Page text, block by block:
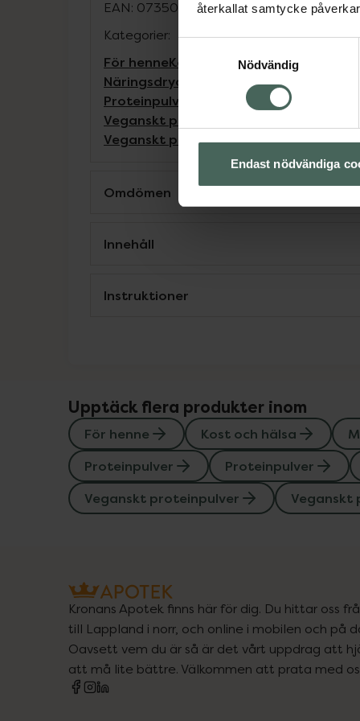
återkallat samtycke
Nödvändig
Endast nödvändiga
EAN: 07350143100000
Kategorier:
För henneKost och hälsaMellanmål och
Näringsdryck och nutritionProteinpulver
Proteinpulver
Proteinpulver
Veganskt
Veganskt proteinpulver
Veganskt proteinpulver
Omdömen
Innehåll
Instruktioner
Upptäck flera produkter inom
För henne Kost och hälsa
Proteinpulver
Proteinpulver
Veganskt proteinpulver
Veganskt
Kronans Apotek finns här för dig. Du hittar oss
till Lappland i norr, och online i mobilen och på
Oavsett vem du är så är det vårt uppdrag att
att må lite bättre. Välkommen att prata med